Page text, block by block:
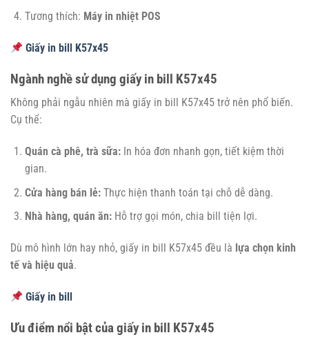
Tương thích: Máy in nhiệt POS
Giấy in bill K57x45
Ngành nghề sử dụng giấy in bill K57x45
Không phải ngẫu nhiên mà giấy in bill K57x45 trở nên phổ biến.
Cụ thể:
Quán cà phê, trà sữa:In hóa đơn nhanh gọn, tiết kiệm thời
gian.
Cửa hàng bán lẻ:Thực hiện thanh toán tại chỗ dễ dàng.
Nhà hàng, quán ăn:Hỗ trợ gọi món, chia bill tiện lợi.
Dù mô hình lớn hay nhỏ, giấy in bill K57x45 đều là lựa chọn kinh
tế và hiệu quả.
Giấy in bill
Ưu điểm nổi bật của giấy in bill K57x45